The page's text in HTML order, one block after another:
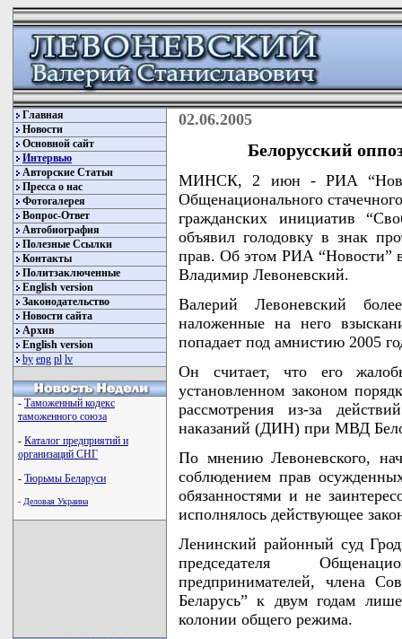
Главная
Новости
Основной сайт
Интервью
Авторские Статьи
Пресса о нас
Фотогалерея
Вопрос-Ответ
Автобиография
Полезные Ссылки
Контакты
Политзаключенные
English version
Законодательство
Новости сайта
Архив
English version
by eng pl lv
- Таможенный кодекс
таможенного союза
- Каталог предприятий и
организаций СНГ
- Тюрьмы Беларуси
- Деловая Украина
02.06.2005
Белорусский
МИНСК, 2 июн - РИА
Общенационального
гражданских инициатив
объявил голодовку в знак
прав. Об этом РИА “Новости”
Владимир Левоневский.
Валерий Левоневский
наложенные на него
попадает под амнистию 2005
Он считает, что его
установленном законом
рассмотрения из-за
наказаний (ДИН) при МВД
По мнению Левоневского,
соблюдением прав
обязанностями и не
исполнялось действующее
Ленинский районный суд
председателя
предпринимателей, члена
Беларусь” к двум годам
колонии общего режима.